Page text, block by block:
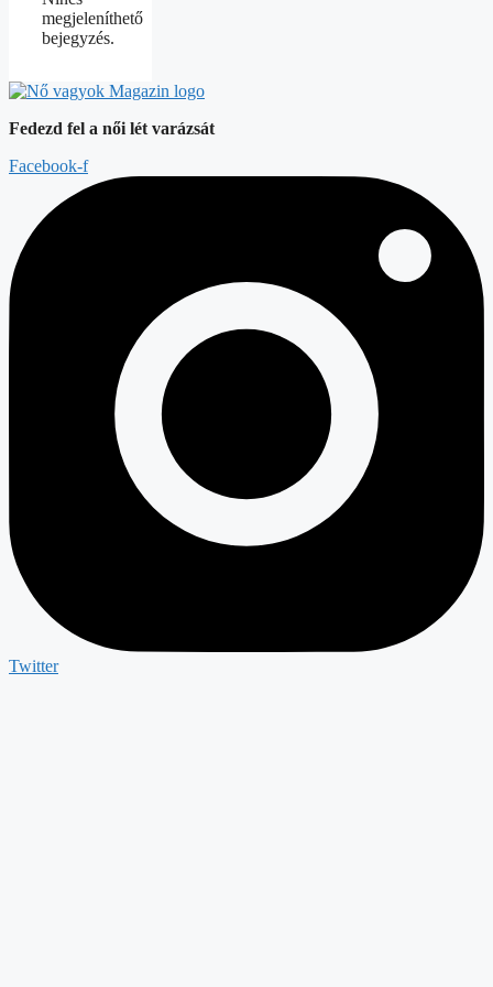
megjeleníthető
bejegyzés.
Fedezd fel a női lét varázsát
Facebook-f
Twitter